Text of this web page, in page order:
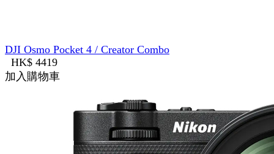
DJI Osmo Pocket 4 / Creator Combo
HK$ 4419
加入購物車